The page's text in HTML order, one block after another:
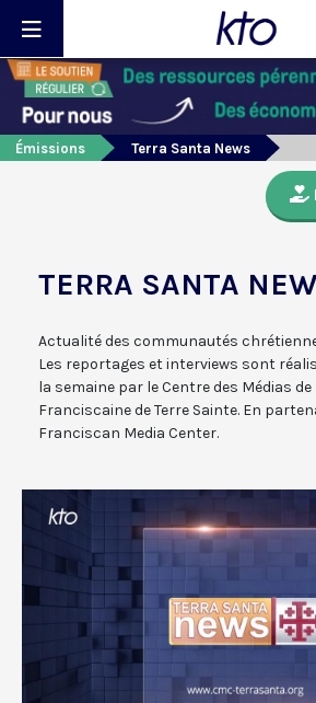
Émissions Terra Santa News
TERRA SANTA
Actualité des communautés
Les reportages et interviews sont
la semaine par le Centre des Médias
Franciscaine de Terre Sainte. En
Franciscan Media Center.